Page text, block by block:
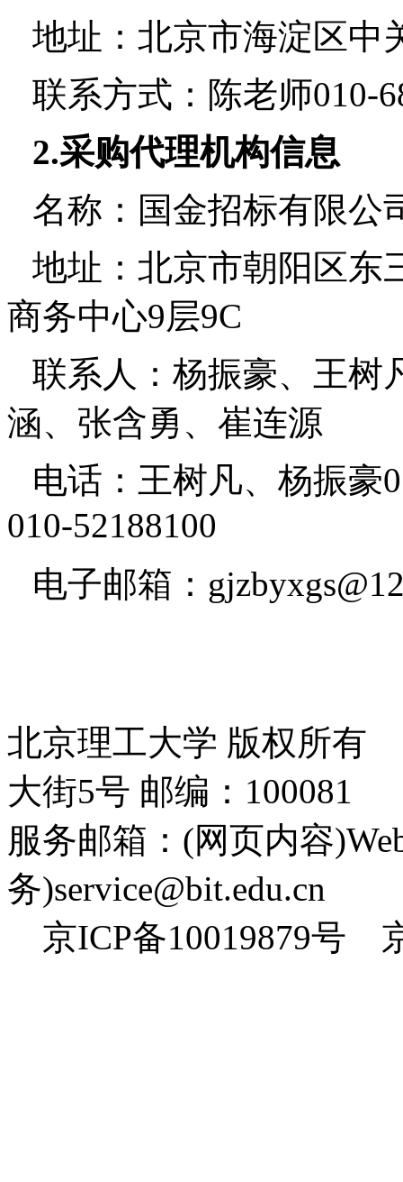
地址：北京市海淀区中
联系方式：陈老师010-
2.采购代理机构信息
名称：国金招标有限公
地址：北京市朝阳区东
商务中心9层9C
联系人：杨振豪、王树
涵、张含勇、崔连源
电话：王树凡、杨振豪
010-52188100
电子邮箱：
北京理工大学 版权所
大街5号 邮编：100081
服务邮箱：(网页内容
务)service@bit.edu.cn
京ICP备10019879号